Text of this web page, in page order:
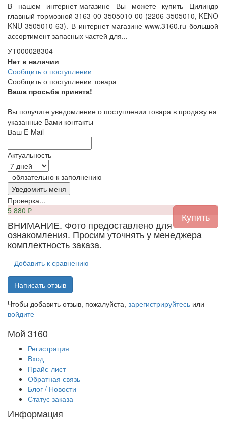
В нашем интернет-магазине Вы можете купить Цилиндр
главный тормозной 3163-00-3505010-00 (2206-3505010, KENO
KNU-3505010-63). В интернет-магазине www.3160.ru большой
ассортимент запасных частей для...
УТ000028304
Нет в наличии
Сообщить о поступлении
Сообщить о поступлении товара
Ваша просьба принята!
Вы получите уведомление о поступлении товара в продажу на
указанные Вами контакты
Ваш E-Mail
Актуальность
- обязательно к заполнению
Проверка...
5 880 ₽
ВНИМАНИЕ. Фото предоставлено для
ознакомления. Просим уточнять у менеджера
комплектность заказа.
Добавить к сравнению
Написать отзыв
Чтобы добавить отзыв, пожалуйста, зарегистрируйтесь или
войдите
Мой 3160
Регистрация
Вход
Прайс-лист
Обратная связь
Блог / Новости
Статус заказа
Информация